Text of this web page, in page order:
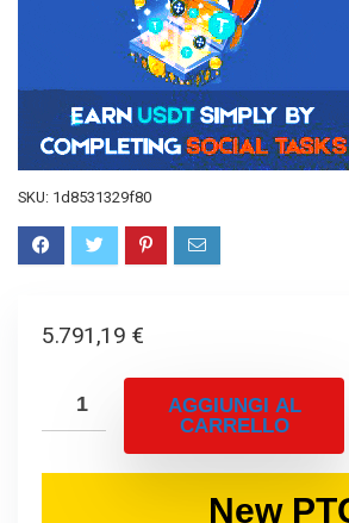
SKU: 1d8531329f80
5.791,19 €
AGGIUNGI AL
CARRELLO